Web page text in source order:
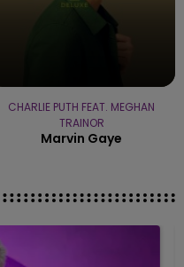
CHARLIE PUTH FEAT. MEGHAN
TRAINOR
Marvin Gaye